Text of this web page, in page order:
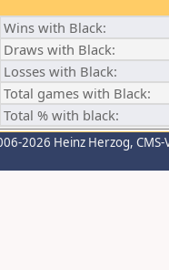
Wins with Black:
Draws with Black:
Losses with Black:
Total games with Black:
Total % with black:
2026 Heinz Herzog,